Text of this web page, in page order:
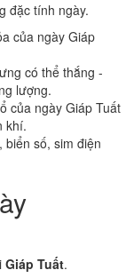
đặc tính ngày.
của ngày Giáp
có thể thắng -
lượng.
của ngày Giáp Tuất
khí.
biển số, sim điện
Giáp Tuất.